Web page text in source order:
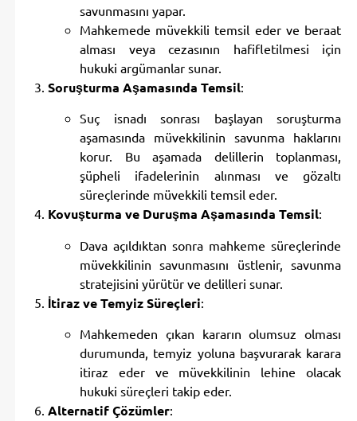
savunmasını yapar.
Mahkemede müvekkili temsil eder ve beraat
alması veya cezasının hafifletilmesi için
hukuki argümanlar sunar.
Soruşturma Aşamasında Temsil:
Suç isnadı sonrası başlayan soruşturma
aşamasında müvekkilinin savunma haklarını
korur. Bu aşamada delillerin toplanması,
şüpheli ifadelerinin alınması ve gözaltı
süreçlerinde müvekkili temsil eder.
Kovuşturma ve Duruşma Aşamasında Temsil:
Dava açıldıktan sonra mahkeme süreçlerinde
müvekkilinin savunmasını üstlenir, savunma
stratejisini yürütür ve delilleri sunar.
İtiraz ve Temyiz Süreçleri:
Mahkemeden çıkan kararın olumsuz olması
durumunda, temyiz yoluna başvurarak karara
itiraz eder ve müvekkilinin lehine olacak
hukuki süreçleri takip eder.
Alternatif Çözümler: